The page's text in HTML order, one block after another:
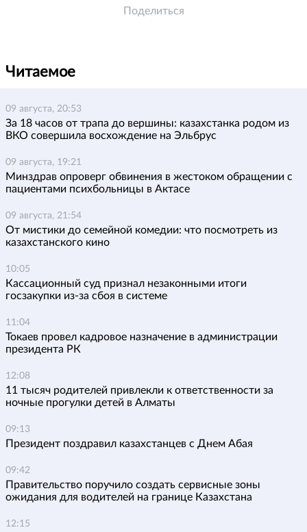
Поделиться
Читаемое
09 августа, 20:53
За 18 часов от трапа до вершины: казахстанка родом из
ВКО совершила восхождение на Эльбрус
09 августа, 19:21
Минздрав опроверг обвинения в жестоком обращении с
пациентами психбольницы в Актасе
09 августа, 21:54
От мистики до семейной комедии: что посмотреть из
казахстанского кино
10:05
Кассационный суд признал незаконными итоги
госзакупки из-за сбоя в системе
11:04
Токаев провел кадровое назначение в администрации
президента РК
12:08
11 тысяч родителей привлекли к ответственности за
ночные прогулки детей в Алматы
09:13
Президент поздравил казахстанцев с Днем Абая
09:42
Правительство поручило создать сервисные зоны
ожидания для водителей на границе Казахстана
12:15